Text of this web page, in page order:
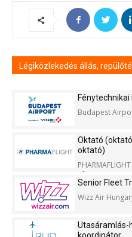
Légiközlekedés állás,
Budapest
Oktató
oktató)
Kft.
Senior Fleet
Wizz Air
Utasáramlás-